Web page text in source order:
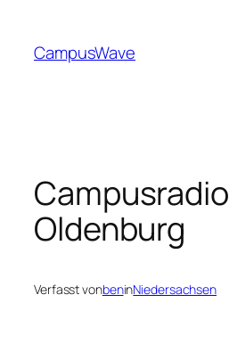
springen
CampusWave
Campusradio
Oldenburg
Verfasst vonbeninNiedersachsen